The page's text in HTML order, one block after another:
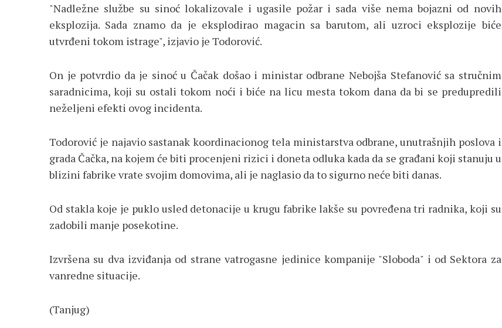
"Nadležne službe su sinoć lokalizovale i ugasile požar i sada više nema bojazni od novih
eksplozija. Sada znamo da je eksplodirao magacin sa barutom, ali uzroci eksplozije biće
utvrđeni tokom istrage", izjavio je Todorović.
On je potvrdio da je sinoć u Čačak došao i ministar odbrane Nebojša Stefanović sa stručnim
saradnicima, koji su ostali tokom noći i biće na licu mesta tokom dana da bi se predupredili
neželjeni efekti ovog incidenta.
Todorović je najavio sastanak koordinacionog tela ministarstva odbrane, unutrašnjih poslova i
grada Čačka, na kojem će biti procenjeni rizici i doneta odluka kada da se građani koji stanuju u
blizini fabrike vrate svojim domovima, ali je naglasio da to sigurno neće biti danas.
Od stakla koje je puklo usled detonacije u krugu fabrike lakše su povređena tri radnika, koji su
zadobili manje posekotine.
Izvršena su dva izviđanja od strane vatrogasne jedinice kompanije "Sloboda" i od Sektora za
vanredne situacije.
(Tanjug)